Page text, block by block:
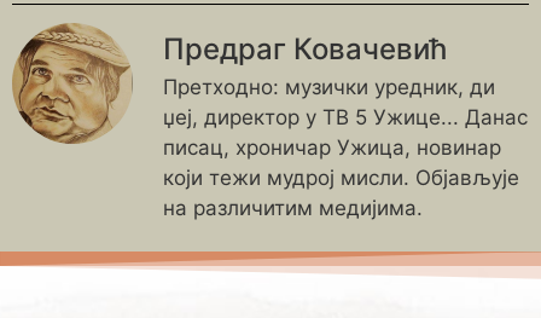
Предраг Ковачевић
Претходно: музички уредник, ди
џеј, директор у ТВ 5 Ужице... Данас
писац, хроничар Ужица, новинар
који тежи мудрој мисли. Објављује
на различитим медијима.